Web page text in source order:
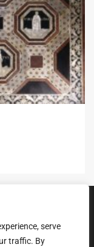
serve
traffic. By